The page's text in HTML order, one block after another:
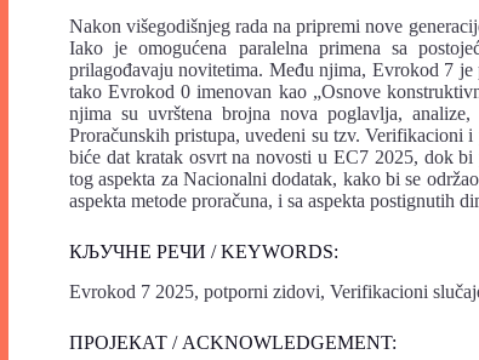
Nakon višegodišnjeg rada na pripremi nove
Iako je omogućena paralelna primena sa
prilagođavaju novitetima. Među njima, Evrokod 7 je
tako Evrokod 0 imenovan kao „Osnove
njima su uvrštena brojna nova poglavlja,
Proračunskih pristupa, uvedeni su tzv. Verifikacioni
biće dat kratak osvrt na novosti u EC7 2025, dok
tog aspekta za Nacionalni dodatak, kako bi se
aspekta metode proračuna, i sa aspekta postignutih
КЉУЧНЕ РЕЧИ / KEYWORDS:
Evrokod 7 2025, potporni zidovi, Verifikacioni
ПРОЈЕКАТ / ACKNOWLEDGEMENT: